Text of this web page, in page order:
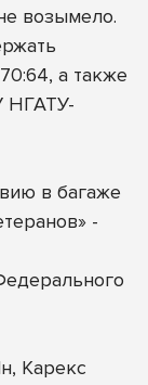
возымело.
а также
НГАТУ-
в багаже
-
Карекс